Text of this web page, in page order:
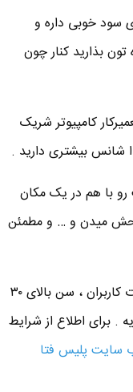
سود خوبی داره و
بذارید کنار چون
کامپیوتر شریک
شانس بیشتری دارید .
با هم در یک مکان
فحش میدن و … و مطمئن
■ طبق قانون ، دوربین امنیتی ، ثبت اطلاعات کاربران ، سن بالای ۳۰
. برای اطلاع از شرایط
سایت پلیس فتا